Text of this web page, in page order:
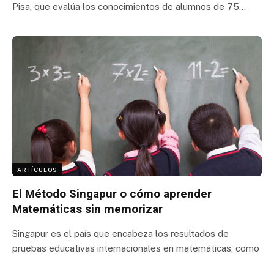
Pisa, que evalúa los conocimientos de alumnos de 75…
ARTÍCULOS
El Método Singapur o cómo aprender
Matemáticas sin memorizar
Singapur es el país que encabeza los resultados de
pruebas educativas internacionales en matemáticas, como